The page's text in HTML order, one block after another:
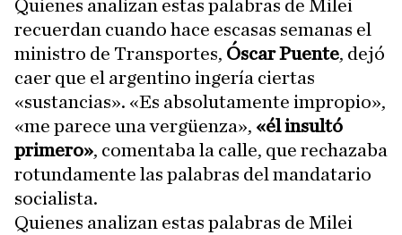
Quienes analizan estas palabras de Milei
recuerdan cuando hace escasas semanas el
ministro de Transportes, Óscar Puente, dejó
caer que el argentino ingería ciertas
«sustancias». «Es absolutamente impropio»,
«me parece una vergüenza», «él insultó
primero», comentaba la calle, que rechazaba
rotundamente las palabras del mandatario
socialista.
Quienes analizan estas palabras de Milei